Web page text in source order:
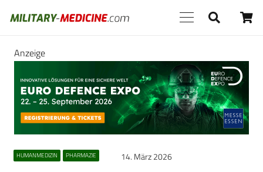
Anzeige
HUMANMEDIZIN PHARMAZIE 14. März 2026